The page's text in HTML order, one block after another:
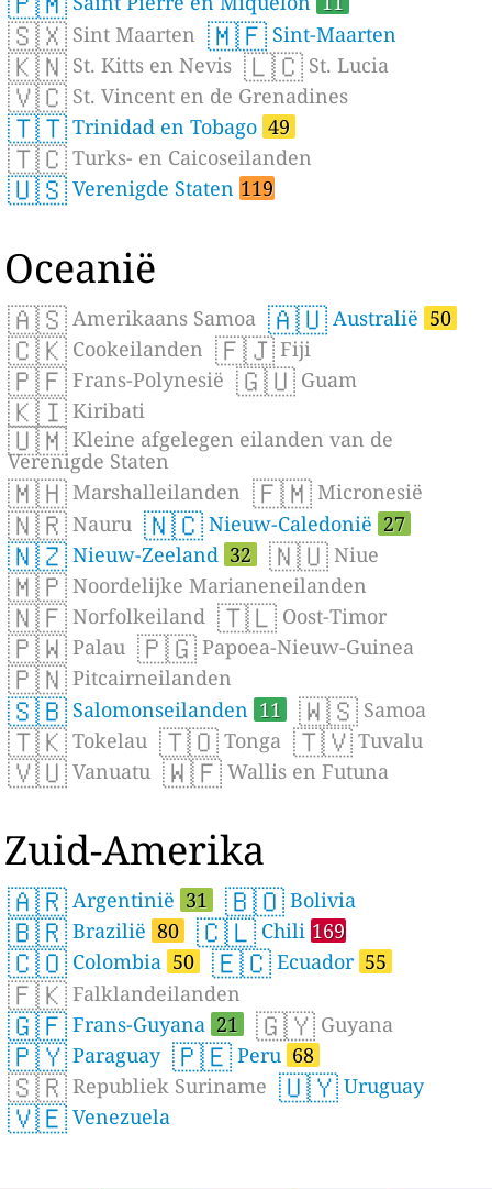
🇸🇽 Sint Maarten 🇲🇫 Sint-Maarten
🇰🇳 St. Kitts en Nevis 🇱🇨 St. Lucia
🇻🇨 St. Vincent en de Grenadines
🇹🇹 Trinidad en Tobago 49
🇹🇨 Turks- en Caicoseilanden
🇺🇸 Verenigde Staten 119
Oceanië
🇦🇸 Amerikaans Samoa 🇦🇺 Australië 50
🇨🇰 Cookeilanden 🇫🇯 Fiji
🇵🇫 Frans-Polynesië 🇬🇺 Guam
🇰🇮 Kiribati
🇺🇲 Kleine afgelegen eilanden van de
Verenigde Staten
🇲🇭 Marshalleilanden 🇫🇲 Micronesië
🇳🇷 Nauru 🇳🇨 Nieuw-Caledonië 27
🇳🇿 Nieuw-Zeeland 32 🇳🇺 Niue
🇲🇵 Noordelijke Marianeneilanden
🇳🇫 Norfolkeiland 🇹🇱 Oost-Timor
🇵🇼 Palau 🇵🇬 Papoea-Nieuw-Guinea
🇵🇳 Pitcairneilanden
🇸🇧 Salomonseilanden 11 🇼🇸 Samoa
🇹🇰 Tokelau 🇹🇴 Tonga 🇹🇻 Tuvalu
🇻🇺 Vanuatu 🇼🇫 Wallis en Futuna
Zuid-Amerika
🇦🇷 Argentinië 31 🇧🇴 Bolivia
🇧🇷 Brazilië 80 🇨🇱 Chili 169
🇨🇴 Colombia 50 🇪🇨 Ecuador 55
🇫🇰 Falklandeilanden
🇬🇫 Frans-Guyana 21 🇬🇾 Guyana
🇵🇾 Paraguay 🇵🇪 Peru 68
🇸🇷 Republiek Suriname 🇺🇾 Uruguay
🇻🇪 Venezuela